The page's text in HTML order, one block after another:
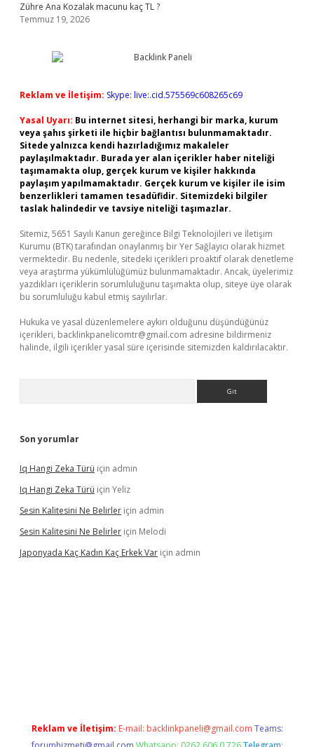
Zühre Ana Kozalak macunu kaç TL ?
Temmuz 19, 2026
Reklam ve İletişim: Skype: live:.cid.575569c608265c69
Yasal Uyarı: Bu internet sitesi, herhangi bir marka, kurum
veya şahıs şirketi ile hiçbir bağlantısı bulunmamaktadır.
Sitede yalnızca kendi hazırladığımız makaleler
paylaşılmaktadır. Burada yer alan içerikler haber niteliği
taşımamakta olup, gerçek kurum ve kişiler hakkında
paylaşım yapılmamaktadır. Gerçek kurum ve kişiler ile isim
benzerlikleri tamamen tesadüfidir. Sitemizdeki bilgiler
taslak halindedir ve tavsiye niteliği taşımazlar.
Sitemiz, 5651 Sayılı Kanun gereğince Bilgi Teknolojileri ve İletişim
Kurumu (BTK) tarafından onaylanmış bir Yer Sağlayıcı olarak hizmet
vermektedir. Bu nedenle, sitedeki içerikleri proaktif olarak denetleme
veya araştırma yükümlülüğümüz bulunmamaktadır. Ancak, üyelerimiz
yazdıkları içeriklerin sorumluluğunu taşımakta olup, siteye üye olarak
bu sorumluluğu kabul etmiş sayılırlar.
Hukuka ve yasal düzenlemelere aykırı olduğunu düşündüğünüz
içerikleri, backlinkpanelicomtr@gmail.com adresine bildirmeniz
halinde, ilgili içerikler yasal süre içerisinde sitemizden kaldırılacaktır.
Son yorumlar
Iq Hangi Zeka Türü için admin
Iq Hangi Zeka Türü için Yeliz
Sesin Kalitesini Ne Belirler için admin
Sesin Kalitesini Ne Belirler için Melodi
Japonyada Kaç Kadın Kaç Erkek Var için admin
Reklam ve İletişim: E-mail: backlinkpaneli@gmail.com Teams: